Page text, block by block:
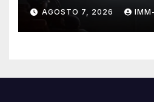
Anunciado e
Lançamentos
AGOSTO 7, 2026